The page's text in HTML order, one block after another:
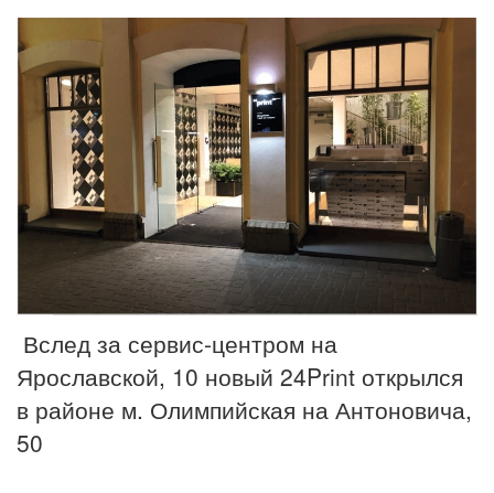
Вслед за сервис-центром на
Ярославской, 10 новый 24Print открылся
в районе м. Олимпийская на Антоновича,
50